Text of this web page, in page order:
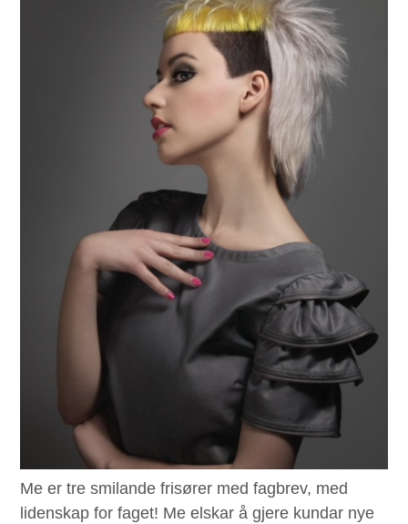
Me er tre smilande frisører med fagbrev, med
lidenskap for faget! Me elskar å gjere kundar nye